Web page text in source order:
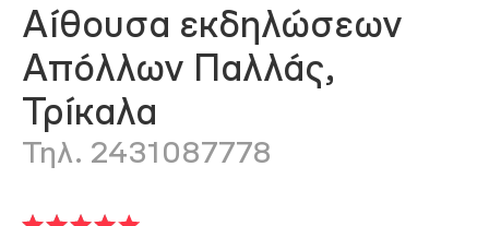
Αίθουσα εκδηλώσεων
Απόλλων Παλλάς,
Τρίκαλα
Τηλ. 2431087778